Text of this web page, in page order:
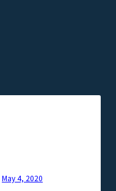
May 4, 2020